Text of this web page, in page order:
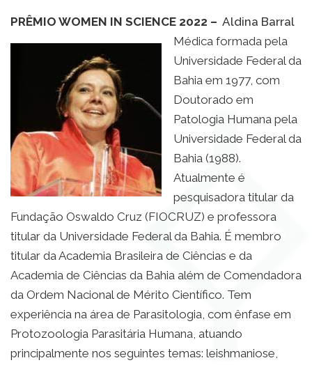
PRÊMIO WOMEN IN SCIENCE 2022 – Aldina Barral
Médica formada pela
Universidade Federal da
Bahia em 1977, com
Doutorado em
Patologia Humana pela
Universidade Federal da
Bahia (1988).
Atualmente é
pesquisadora titular da
Fundação Oswaldo Cruz (FIOCRUZ) e professora
titular da Universidade Federal da Bahia. É membro
titular da Academia Brasileira de Ciências e da
Academia de Ciências da Bahia além de Comendadora
da Ordem Nacional de Mérito Científico. Tem
experiência na área de Parasitologia, com ênfase em
Protozoologia Parasitária Humana, atuando
principalmente nos seguintes temas: leishmaniose,